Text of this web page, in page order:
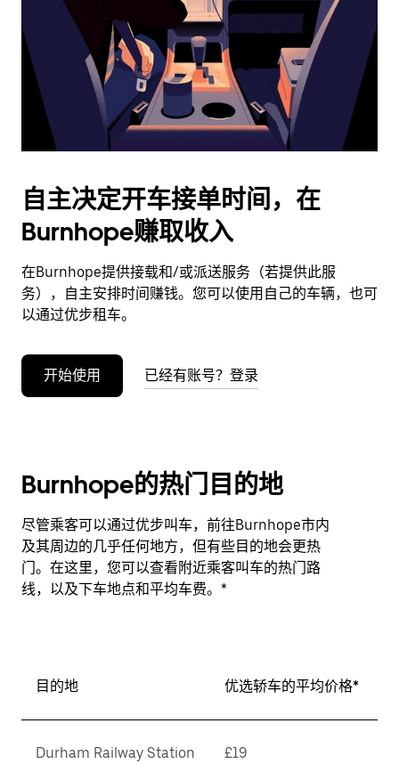
期。
按
退
闭
日
历。
自主决定开车接单时间，在
Burnhope赚取收入
在Burnhope提供接载和/或派送服务（若提供此服
务），自主安排时间赚钱。您可以使用自己的车辆，也可
以通过优步租车。
开始使用 已经有账号？登录
Burnhope的热门目的地
尽管乘客可以通过优步叫车，前往Burnhope市内
及其周边的几乎任何地方，但有些目的地会更热
门。在这里，您可以查看附近乘客叫车的热门路
线，以及下车地点和平均车费。*
目的地 优选轿车的平均价格*
Durham Railway Station £19